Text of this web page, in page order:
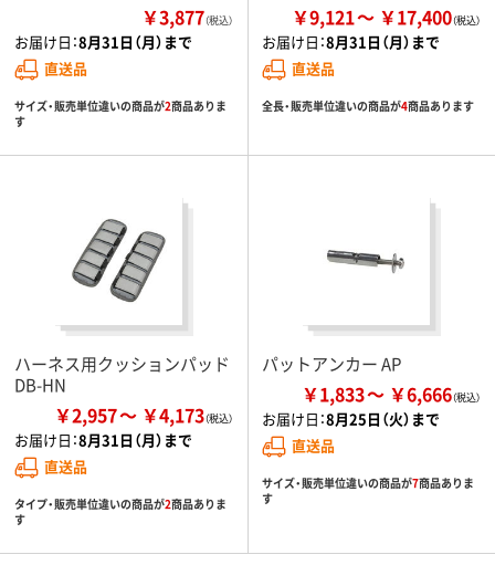
￥3,877（税込）
お届け日：8月31日（月）まで
直送品
サイズ・販売単位違いの商品が2商品ありま
す
￥9,121 ￥17,400
お届け日：8月31日（月）まで
直送品
全長・販売単位違いの商品が4商品あります
ハーネス用クッションパッド
DB-HN
￥2,957 ￥4,173
お届け日：8月31日（月）まで
直送品
タイプ・販売単位違いの商品が2商品ありま
す
パットアンカー AP
￥1,833 ￥6,666
お届け日：8月25日（火）まで
直送品
サイズ・販売単位違いの商品が7商品ありま
す